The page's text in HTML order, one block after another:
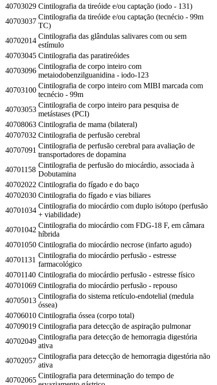
40703029 Cintilografia da tireóide e/ou captação (iodo - 131)
40703037
Cintilografia da tireóide e/ou captação (tecnécio - 99m
TC)
40702014
Cintilografia das glândulas salivares com ou sem
estímulo
40703045 Cintilografia das paratireóides
40703096
Cintilografia de corpo inteiro com
metaiodobenzilguanidina - iodo-123
40703100
Cintilografia de corpo inteiro com MIBI marcada com
tecnécio - 99m
40703053
Cintilografia de corpo inteiro para pesquisa de
metástases (PCI)
40708063 Cintilografia de mama (bilateral)
40707032 Cintilografia de perfusão cerebral
40707091
Cintilografia de perfusão cerebral para avaliação de
transportadores de dopamina
40701158
Cintilografia de perfusão do miocárdio, associada à
Dobutamina
40702022 Cintilografia do fígado e do baço
40702030 Cintilografia do fígado e vias biliares
40701034
Cintilografia do miocárdio com duplo isótopo (perfusão
+ viabilidade)
40701042
Cintilografia do miocárdio com FDG-18 F, em câmara
híbrida
40701050 Cintilografia do miocárdio necrose (infarto agudo)
40701131
Cintilografia do miocárdio perfusão - estresse
farmacológico
40701140 Cintilografia do miocárdio perfusão - estresse físico
40701069 Cintilografia do miocárdio perfusão - repouso
40705013
Cintilografia do sistema retículo-endotelial (medula
óssea)
40706010 Cintilografia óssea (corpo total)
40709019 Cintilografia para detecção de aspiração pulmonar
40702049
Cintilografia para detecção de hemorragia digestória
ativa
40702057
Cintilografia para detecção de hemorragia digestória não
ativa
40702065
Cintilografia para determinação do tempo de